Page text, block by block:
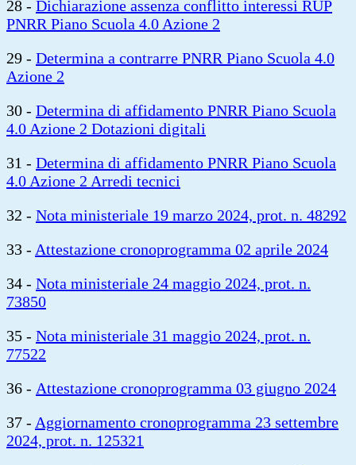
28 - Dichiarazione assenza conflitto interessi RUP
PNRR Piano Scuola 4.0 Azione 2
29 - Determina a contrarre PNRR Piano Scuola 4.0
Azione 2
30 - Determina di affidamento PNRR Piano Scuola
4.0 Azione 2 Dotazioni digitali
31 - Determina di affidamento PNRR Piano Scuola
4.0 Azione 2 Arredi tecnici
32 - Nota ministeriale 19 marzo 2024, prot. n. 48292
33 - Attestazione cronoprogramma 02 aprile 2024
34 - Nota ministeriale 24 maggio 2024, prot. n.
73850
35 - Nota ministeriale 31 maggio 2024, prot. n.
77522
36 - Attestazione cronoprogramma 03 giugno 2024
37 - Aggiornamento cronoprogramma 23 settembre
2024, prot. n. 125321